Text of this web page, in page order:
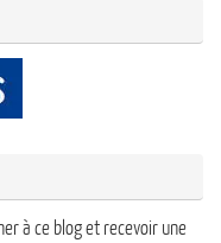
à ce blog et recevoir une